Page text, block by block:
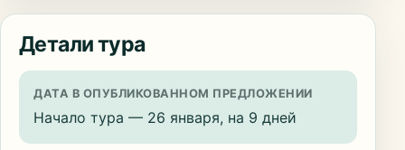
Детали тура
ДАТА В ОПУБЛИКОВАННОМ ПРЕДЛОЖЕНИИ
Начало тура — 26 января, на 9 дней